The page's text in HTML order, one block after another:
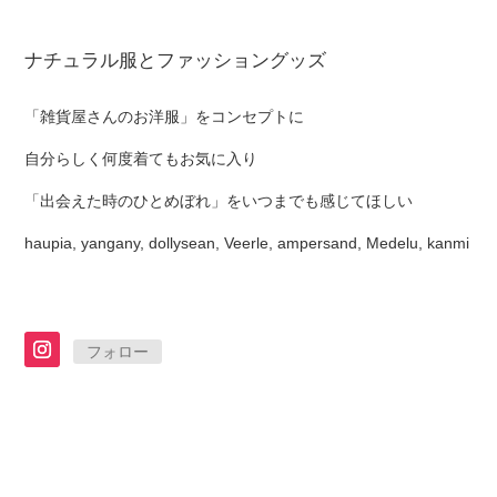
ナチュラル服とファッショングッズ
「雑貨屋さんのお洋服」をコンセプトに
自分らしく何度着てもお気に入り
「出会えた時のひとめぼれ」をいつまでも感じてほしい
haupia, yangany, dollysean, Veerle, ampersand, Medelu, kanmi
フォロー